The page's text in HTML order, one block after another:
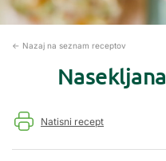
← Nazaj na seznam receptov
Natisni recept